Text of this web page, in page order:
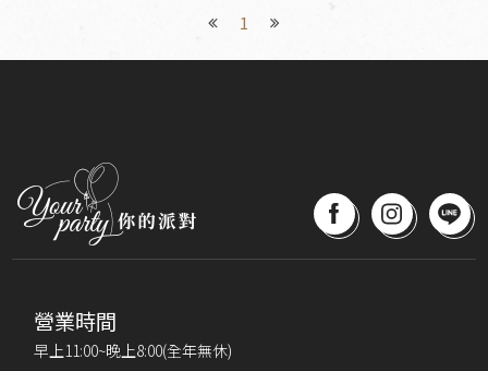
1
營業時間
早上11:00~晚上8:00(全年無休)